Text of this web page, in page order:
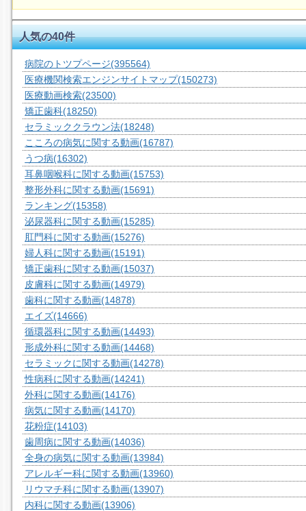
人気の40件
病院のトツプページ(395564)
医療機関検索エンジンサイトマップ(150273)
医療動画検索(23500)
矯正歯科(18250)
セラミッククラウン法(18248)
こころの病気に関する動画(16787)
うつ病(16302)
耳鼻咽喉科に関する動画(15753)
整形外科に関する動画(15691)
ランキング(15358)
泌尿器科に関する動画(15285)
肛門科に関する動画(15276)
婦人科に関する動画(15191)
矯正歯科に関する動画(15037)
皮膚科に関する動画(14979)
歯科に関する動画(14878)
エイズ(14666)
循環器科に関する動画(14493)
形成外科に関する動画(14468)
セラミックに関する動画(14278)
性病科に関する動画(14241)
外科に関する動画(14176)
病気に関する動画(14170)
花粉症(14103)
歯周病に関する動画(14036)
全身の病気に関する動画(13984)
アレルギー科に関する動画(13960)
リウマチ科に関する動画(13907)
内科に関する動画(13906)